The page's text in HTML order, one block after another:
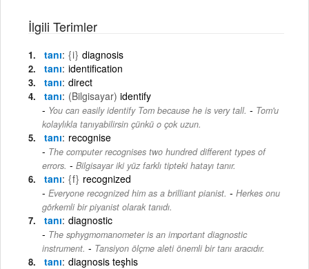
İlgili Terimler
tanı {i} diagnosis
tanı identification
tanı direct
tanı (Bilgisayar) identify
You can easily identify Tom because he is very tall. - Tom'u
kolaylıkla tanıyabilirsin çünkü o çok uzun.
tanı recognise
The computer recognises two hundred different types of
errors. - Bilgisayar iki yüz farklı tipteki hatayı tanır.
tanı {f} recognized
Everyone recognized him as a brilliant pianist. - Herkes onu
görkemli bir piyanist olarak tanıdı.
tanı diagnostic
The sphygmomanometer is an important diagnostic
instrument. - Tansiyon ölçme aleti önemli bir tanı aracıdır.
tanı diagnosis teşhis